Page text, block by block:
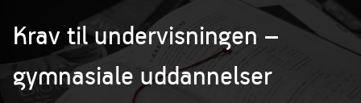
Krav til undervisningen –
gymnasiale uddannelser